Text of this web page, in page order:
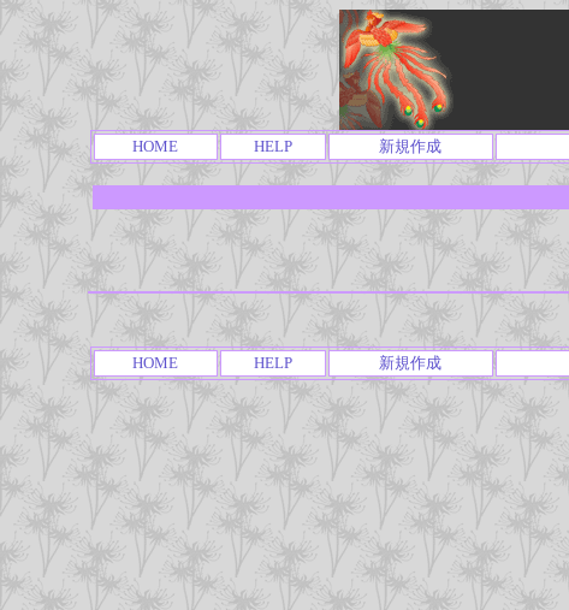
HOME HELP 新規作成
HOME HELP 新規作成